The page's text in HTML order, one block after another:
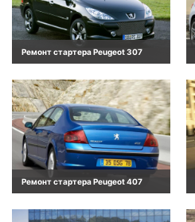
Ремонт стартера Peugeot 307
Ремонт стартера Peugeot 407